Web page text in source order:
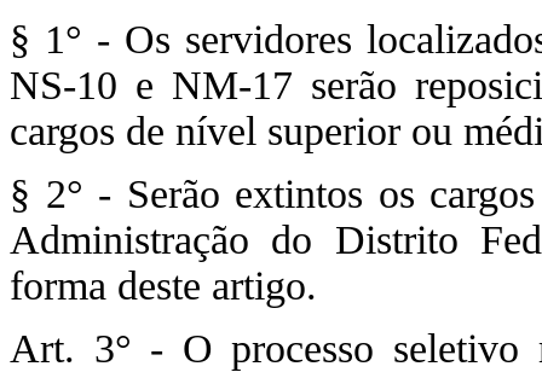
§ 1° - Os servidores
NS-10 e NM-17 serão
cargos de nível superior ou
§ 2° - Serão extintos os
Administração do Distrito
forma deste artigo.
Art. 3° - O processo